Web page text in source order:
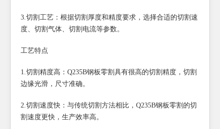
3.切割工艺：根据切割厚度和精度要求，选择合适的切割速
度、切割气体、切割电流等参数。
工艺特点
1.切割精度高：Q235B钢板零割具有很高的切割精度，切割
边缘光滑，尺寸准确。
2.切割速度快：与传统切割方法相比，Q235B钢板零割的切
割速度更快，生产效率高。